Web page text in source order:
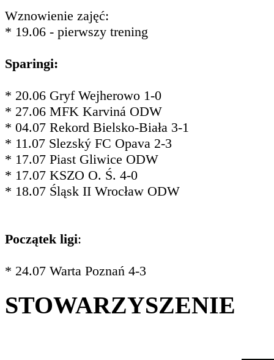
Wznowienie zajęć:
* 19.06 - pierwszy trening
Sparingi:
* 20.06 Gryf Wejherowo 1-0
* 27.06 MFK Karviná ODW
* 04.07 Rekord Bielsko-Biała 3-1
* 11.07 Slezský FC Opava 2-3
* 17.07 Piast Gliwice ODW
* 17.07 KSZO O. Ś. 4-0
* 18.07 Śląsk II Wrocław ODW
Początek ligi:
* 24.07 Warta Poznań 4-3
STOWARZYSZENIE